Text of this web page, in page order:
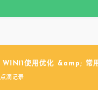
WIN11使用优化 &amp; 常
点滴记录